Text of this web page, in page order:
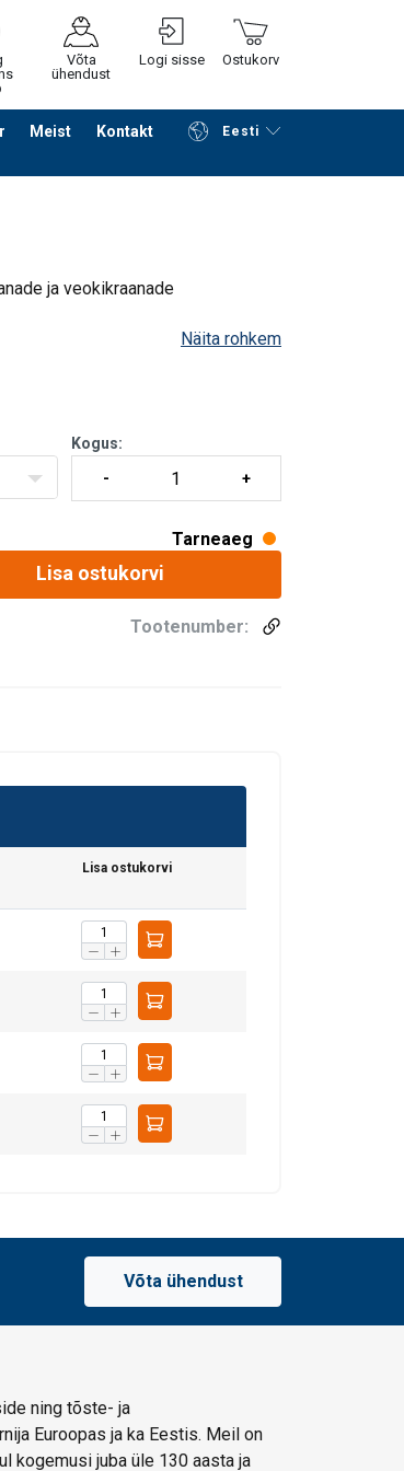
Võta
ühendust
Logi sisse Ostukorv
Meist Kontakt Eesti
Edasi ostukorvi
ja veokikraanade
Näita rohkem
Kogus:
Tarneaeg
Lisa ostukorvi
Tootenumber:
Lisa ostukorvi
Võta ühendust
ning tõste- ja
Euroopas ja ka Eestis. Meil on
kogemusi juba üle 130 aasta ja